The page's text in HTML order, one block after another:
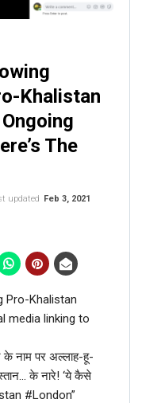
Khalistan
The
updated Feb 3, 2021
Pro-Khalistan
media linking to
नाम पर अल्लाह-हू-
के नारे! ‘ये कैसे
#London”